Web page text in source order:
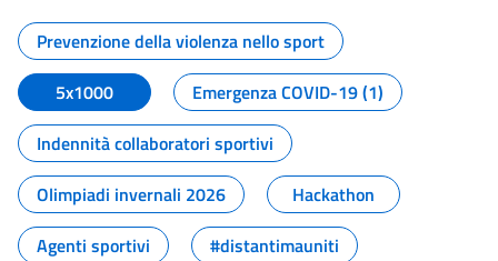
Tutti i contenuti della pagina
Prevenzione della violenza nello sport
5x1000
Emergenza COVID-19 (1)
Indennità collaboratori sportivi
Olimpiadi invernali 2026
Hackathon
Agenti sportivi
#distantimauniti